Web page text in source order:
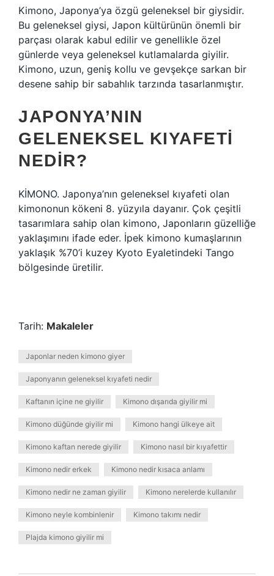
Kimono, Japonya’ya özgü geleneksel bir giysidir.
Bu geleneksel giysi, Japon kültürünün önemli bir
parçası olarak kabul edilir ve genellikle özel
günlerde veya geleneksel kutlamalarda giyilir.
Kimono, uzun, geniş kollu ve gevşekçe sarkan bir
desene sahip bir sabahlık tarzında tasarlanmıştır.
JAPONYA’NIN
GELENEKSEL KIYAFETI
NEDIR?
KİMONO. Japonya’nın geleneksel kıyafeti olan
kimononun kökeni 8. yüzyıla dayanır. Çok çeşitli
tasarımlara sahip olan kimono, Japonların güzelliğe
yaklaşımını ifade eder. İpek kimono kumaşlarının
yaklaşık %70’i kuzey Kyoto Eyaletindeki Tango
bölgesinde üretilir.
Tarih: Makaleler
Japonlar neden kimono giyer
Japonyanın geleneksel kıyafeti nedir
Kaftanın içine ne giyilir Kimono dışarıda giyilir mi
Kimono düğünde giyilir mi Kimono hangi ülkeye ait
Kimono kaftan nerede giyilir Kimono nasıl bir kıyafettir
Kimono nedir erkek Kimono nedir kısaca anlamı
Kimono nedir ne zaman giyilir Kimono nerelerde kullanılır
Kimono neyle kombinlenir Kimono takımı nedir
Plajda kimono giyilir mi